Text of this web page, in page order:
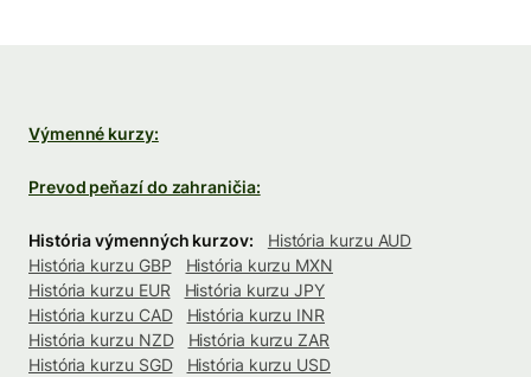
Výmenné kurzy:
Prevod peňazí do zahraničia:
História výmenných kurzov:
História kurzu AUD
História kurzu GBP
História kurzu MXN
História kurzu EUR
História kurzu JPY
História kurzu CAD
História kurzu INR
História kurzu NZD
História kurzu ZAR
História kurzu SGD
História kurzu USD